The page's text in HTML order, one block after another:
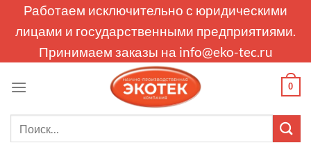
Работаем исключительно с юридическими
лицами и государственными предприятиями.
Принимаем заказы на info@eko-tec.ru
0